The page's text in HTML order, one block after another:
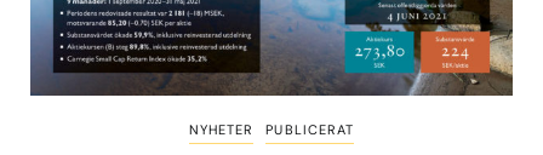
NYHETER PUBLICERAT